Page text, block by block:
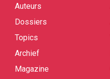
Quick
Auteurs
Dossiers
Topics
Archief
Magazine